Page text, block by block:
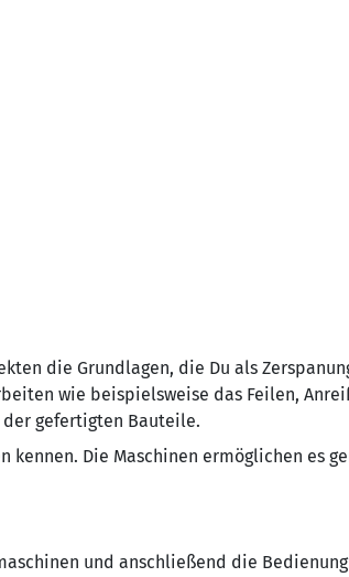
die Grundlagen, die Du als
wie beispielsweise das Feilen,
der gefertigten Bauteile.
kennen. Die Maschinen ermöglichen es
und anschließend die Bedienung